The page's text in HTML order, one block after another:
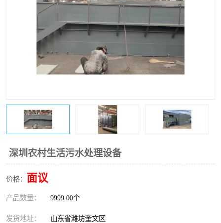
深圳农村生活污水处理设备
价格： 面议
产品数量： 9999.00个
发货地址： 山东省潍坊奎文区
诊所门诊污水处理设备 臭氧消毒设备
养殖污水处理设备 屠宰污水处理设备
一体化污水处理设备 食品制造业污水处理设备
医院辐射污水衰变池